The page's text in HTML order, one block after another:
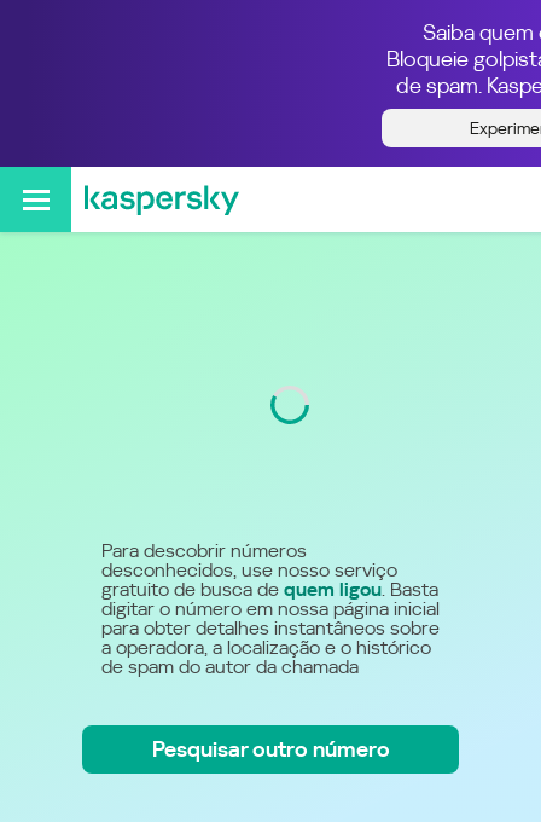
Saiba quem
Bloqueie
de spam.
Quem ligou do número
011920886997
Para descobrir números
desconhecidos, use nosso serviço
gratuito de busca de quem ligou. Basta
digitar o número em nossa página inicial
para obter detalhes instantâneos sobre
a operadora, a localização e o histórico
de spam do autor da chamada
Pesquisar outro número